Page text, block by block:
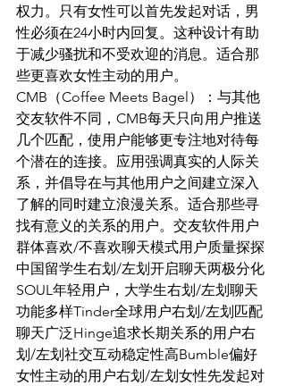
权力。只有女性可以首先发起对话，男
性必须在24小时内回复。这种设计有助
于减少骚扰和不受欢迎的消息。适合那
些更喜欢女性主动的用户。
CMB（Coffee Meets Bagel）：与其他
交友软件不同，CMB每天只向用户推送
几个匹配，使用户能够更专注地对待每
个潜在的连接。应用强调真实的人际关
系，并倡导在与其他用户之间建立深入
了解的同时建立浪漫关系。适合那些寻
找有意义的关系的用户。交友软件用户
群体喜欢/不喜欢聊天模式用户质量探探
中国留学生右划/左划开启聊天两极分化
SOUL年轻用户，大学生右划/左划聊天
功能多样Tinder全球用户右划/左划匹配
聊天广泛Hinge追求长期关系的用户右
划/左划社交互动稳定性高Bumble偏好
女性主动的用户右划/左划女性先发起对